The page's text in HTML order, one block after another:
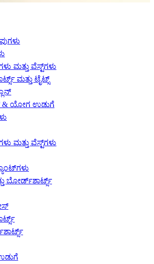
ಮತ್ತು ವೆಸ್ಟ್‌ಗಳು
ಮತ್ತು ಟೈಟ್ಸ್
& ಯೋಗ ಉಡುಗೆ
ಮತ್ತು ವೆಸ್ಟ್‌ಗಳು
ಬೋರ್ಡ್‌ಶಾರ್ಟ್ಸ್